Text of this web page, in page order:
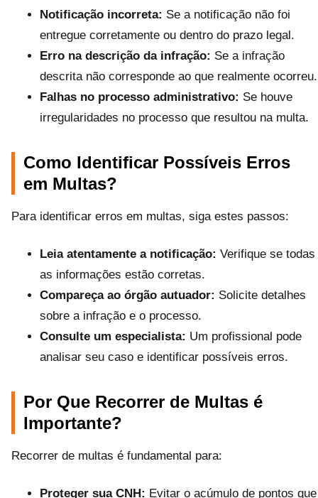
Notificação incorreta: Se a notificação não foi
entregue corretamente ou dentro do prazo legal.
Erro na descrição da infração: Se a infração
descrita não corresponde ao que realmente ocorreu.
Falhas no processo administrativo: Se houve
irregularidades no processo que resultou na multa.
Como Identificar Possíveis Erros
em Multas?
Para identificar erros em multas, siga estes passos:
Leia atentamente a notificação: Verifique se todas
as informações estão corretas.
Compareça ao órgão autuador: Solicite detalhes
sobre a infração e o processo.
Consulte um especialista: Um profissional pode
analisar seu caso e identificar possíveis erros.
Por Que Recorrer de Multas é
Importante?
Recorrer de multas é fundamental para:
Proteger sua CNH: Evitar o acúmulo de pontos que